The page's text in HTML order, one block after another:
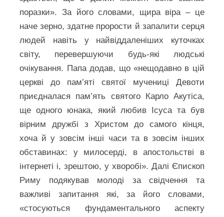
поразки». За його словами, щира віра – це
наче зерно, здатне прорости й запалити серця
людей навіть у найвіддаленіших куточках
світу, перевершуючи будь-які людські
очікування. Папа додав, що «нещодавно в цій
церкві до пам’яті святої мучениці Девоти
приєдналася пам’ять святого Карло Акутіса,
ще одного юнака, який любив Ісуса та був
вірним дружбі з Христом до самого кінця,
хоча й у зовсім інші часи та в зовсім інших
обставинах: у милосерді, в апостольстві в
інтернеті і, зрештою, у хворобі». Далі Єпископ
Риму подякував молоді за свідчення та
важливі запитання які, за його словами,
«стосуються фундаментального аспекту